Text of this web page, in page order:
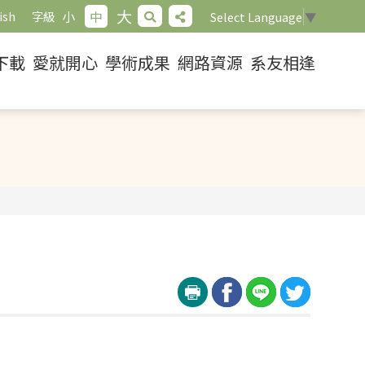
字級 小 中 大 Select Language ▼
載 愛就開心 學術成果 網路資源 系友相逢